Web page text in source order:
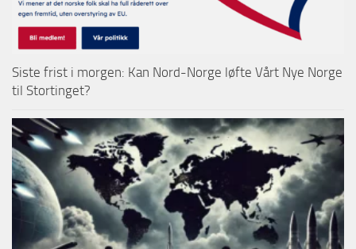
Siste frist i morgen: Kan Nord-Norge løfte Vårt Nye Norge
til Stortinget?